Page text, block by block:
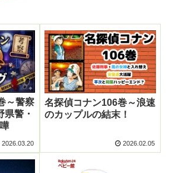
～警察
警・
2026.03.20
名探偵コナン106巻～浪速
のカップルの結末！
2026.02.05